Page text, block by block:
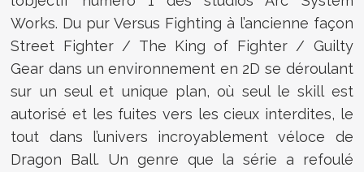
Works. Du pur Versus Fighting à l’ancienne façon
Street Fighter / The King of Fighter / Guilty
Gear dans un environnement en 2D se déroulant
sur un seul et unique plan, où seul le skill est
autorisé et les fuites vers les cieux interdites, le
tout dans l’univers incroyablement véloce de
Dragon Ball. Un genre que la série a refoulé